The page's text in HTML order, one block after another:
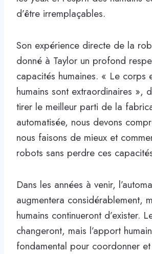
d’être irremplaçables.
Son expérience directe de la
donné à Taylor un profond
capacités humaines. « Le corps
humains sont extraordinaires »,
tirer le meilleur parti de la
automatisée, nous devons
nous faisons de mieux et
robots sans perdre ces
Dans les années à venir,
augmentera considérablement,
humains continueront d’exister.
changeront, mais l’apport
fondamental pour coordonner